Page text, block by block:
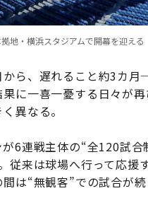
地・横浜スタジアムで開幕を迎える
から、遅れること約3カ
に一喜一憂する日々が
異なる。
6連戦主体の“全120試
従来は球場へ行って応
は“無観客”での試合が続